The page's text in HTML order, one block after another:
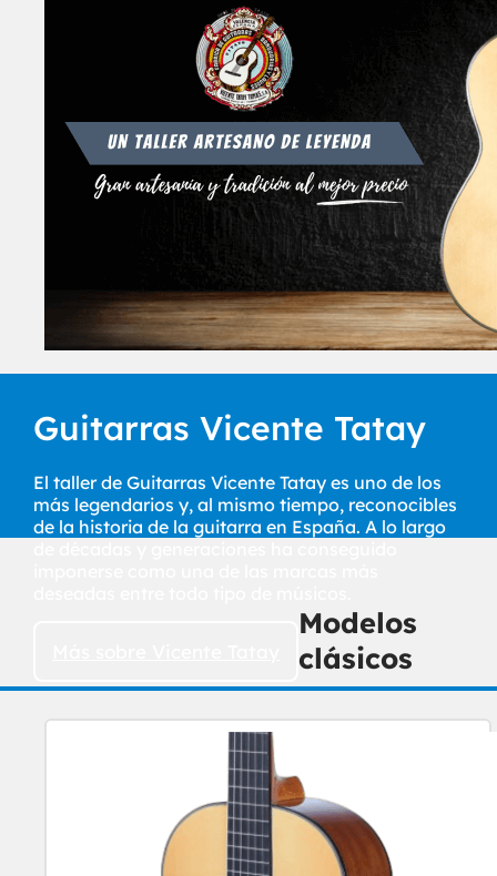
Guitarras Vicente Tatay
El taller de Guitarras Vicente Tatay es uno de los
más legendarios y, al mismo tiempo, reconocibles
de la historia de la guitarra en España. A lo largo
Modelos
clásicos